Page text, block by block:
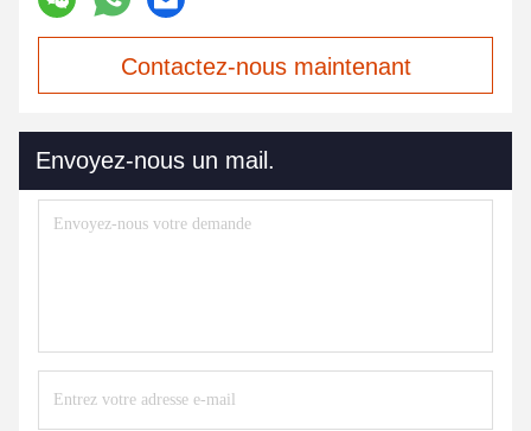
Contactez-nous maintenant
Envoyez-nous un mail.